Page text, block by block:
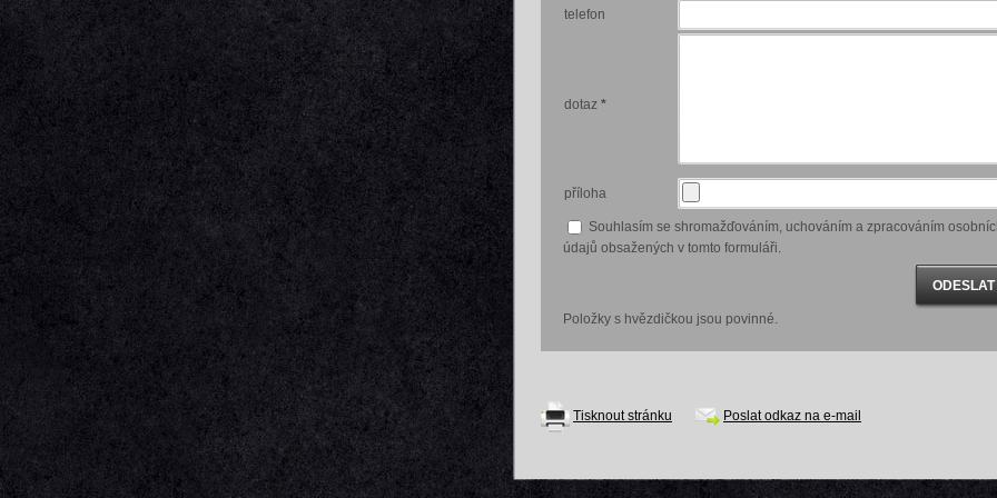
telefon
dotaz *
příloha
Souhlasím se shromažďováním, uchováním a zpracováním
údajů obsažených v tomto formuláři.
Položky s hvězdičkou jsou povinné.
Tisknout stránku Poslat odkaz na e-mail